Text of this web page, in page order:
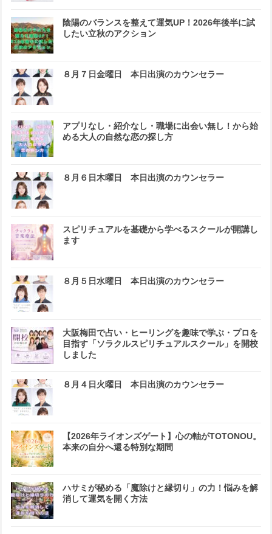
陰陽のバランスを整えて運気UP！2026年後半に試
したい立秋のアクション
８月７日金曜日 本日出演のカウンセラー
アプリなし・紹介なし・職場に出会い無し！から始
める大人の自然な恋の探し方
８月６日木曜日 本日出演のカウンセラー
スピリチュアルを基礎から学べるスクールが開講し
ます
８月５日水曜日 本日出演のカウンセラー
大阪梅田で占い・ヒーリングを趣味で学ぶ・プロを
目指す「ソラクルスピリチュアルスクール」を開校
しました
８月４日火曜日 本日出演のカウンセラー
【2026年ライオンズゲート】心の軸がTOTONOU。
本来の自分へ還る特別な期間
ハサミが秘める「魔除けと縁切り」の力！悩みを解
消して運気を開く方法